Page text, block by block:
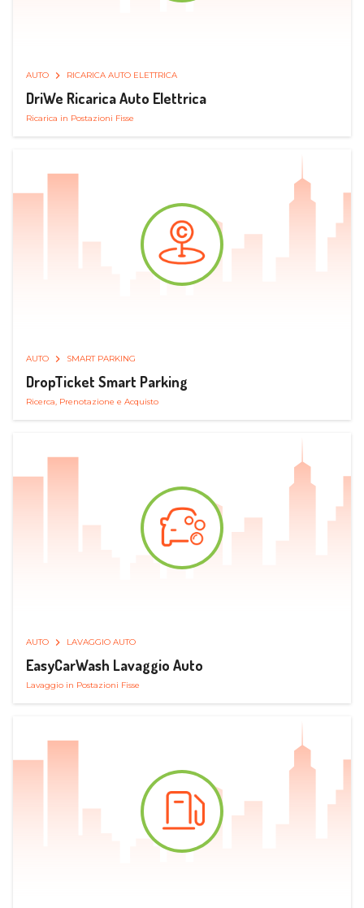
AUTO RICARICA AUTO ELETTRICA
DriWe Ricarica Auto Elettrica
Ricarica in Postazioni Fisse
AUTO SMART PARKING
DropTicket Smart Parking
Ricerca, Prenotazione e Acquisto
AUTO LAVAGGIO AUTO
EasyCarWash Lavaggio Auto
Lavaggio in Postazioni Fisse